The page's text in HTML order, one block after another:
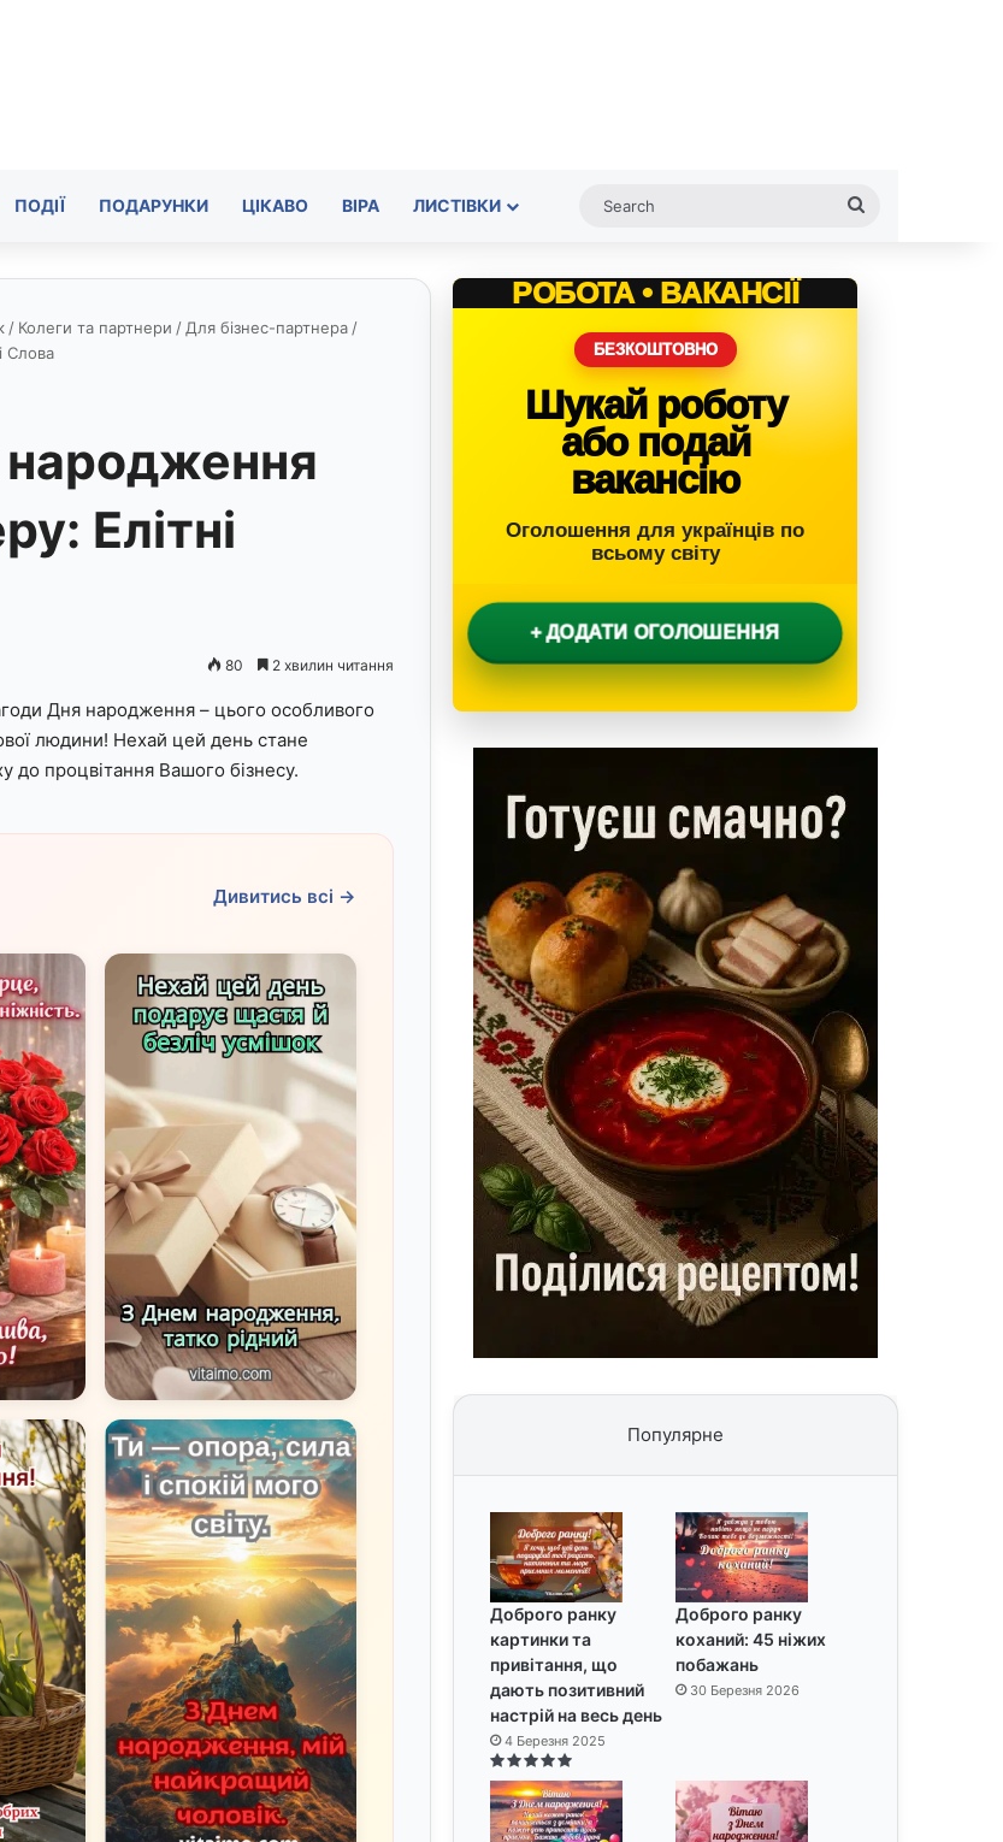
ПОДІЇ ПОДАРУНКИ ЦІКАВО ВІРА ЛИСТІВКИ
/ Колеги та партнери / Для бізнес-партнера /
Слова
народження
Елітні
80 2 хвилин читання
Дня народження – цього особливого
людини! Нехай цей день стане
процвітання Вашого бізнесу.
Дивитись всі →
РОБОТА • ВАКАНСІЇ
БЕЗКОШТОВНО
Шукай роботу
або подай
вакансію
Оголошення для українців по
всьому світу
+ ДОДАТИ ОГОЛОШЕННЯ
Популярне
Доброго ранку
картинки та
привітання, що
дають позитивний
настрій на весь день
4 Березня 2025
Доброго ранку
коханий: 45 ніжих
побажань
30 Березня 2026